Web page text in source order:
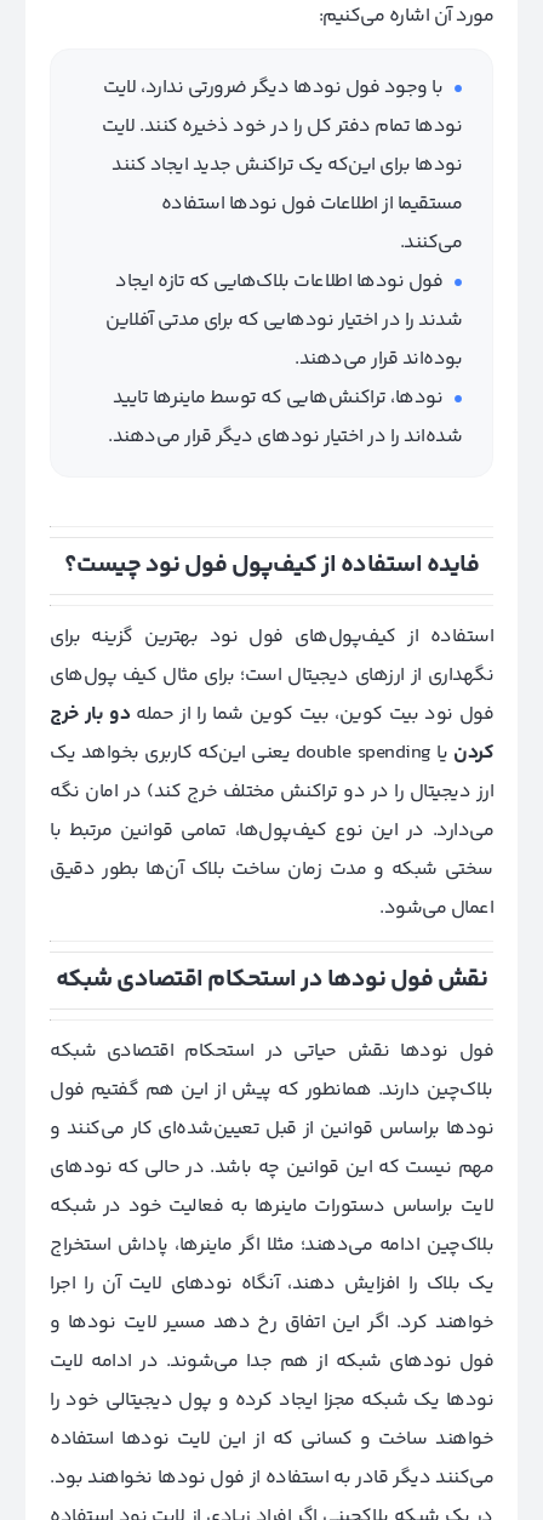
مورد آن اشاره می‌کنیم:
با وجود فول نودها دیگر ضرورتی ندارد، لایت
نودها تمام دفتر کل را در خود ذخیره کنند. لایت
نودها برای این‌که یک تراکنش جدید ایجاد کنند
مستقیما از اطلاعات فول نودها استفاده
می‌کنند.
فول نودها اطلاعات بلاک‌هایی که تازه ایجاد
شدند را در اختیار نودهایی که برای مدتی آفلاین
بوده‌اند قرار می‌دهند.
نودها، تراکنش‌هایی که توسط ماینرها تایید
شده‌اند را در اختیار نودهای دیگر قرار می‌دهند.
فایده استفاده از کیف‌پول فول نود چیست؟
استفاده از کیف‌پول‌های فول نود بهترین گزینه برای
نگهداری از ارزهای دیجیتال است؛ برای مثال کیف پول‌های
فول نود بیت کوین، بیت کوین شما را از حملهدو بار خرج
کردن
یا double spending یعنی این‌که کاربری بخواهد یک
ارز دیجیتال را در دو تراکنش مختلف خرج کند) در امان نگه
می‌دارد. در این نوع کیف‌پول‌ها، تمامی قوانین مرتبط با
سختی شبکه و مدت زمان ساخت بلاک آن‌ها بطور دقیق
اعمال می‌شود.
نقش فول نودها در استحکام اقتصادی شبکه
فول نودها نقش حیاتی در استحکام اقتصادی شبکه
بلاک‌چین دارند. همانطور که پیش از این هم گفتیم فول
نودها براساس قوانین از قبل تعیین‌شده‌ای کار می‌کنند و
مهم نیست که این قوانین چه باشد. در حالی که نودهای
لایت براساس دستورات ماینرها به فعالیت خود در شبکه
بلاک‌چین ادامه می‌دهند؛ مثلا اگر ماینرها، پاداش استخراج
یک بلاک را افزایش دهند، آنگاه نودهای لایت آن را اجرا
خواهند کرد. اگر این اتفاق رخ دهد مسیر لایت نودها و
فول نودهای شبکه از هم جدا می‌شوند. در ادامه لایت
نودها یک شبکه مجزا ایجاد کرده و پول دیجیتالی خود را
خواهند ساخت و کسانی که از این لایت نودها استفاده
می‌کنند دیگر قادر به استفاده از فول نودها نخواهند بود.